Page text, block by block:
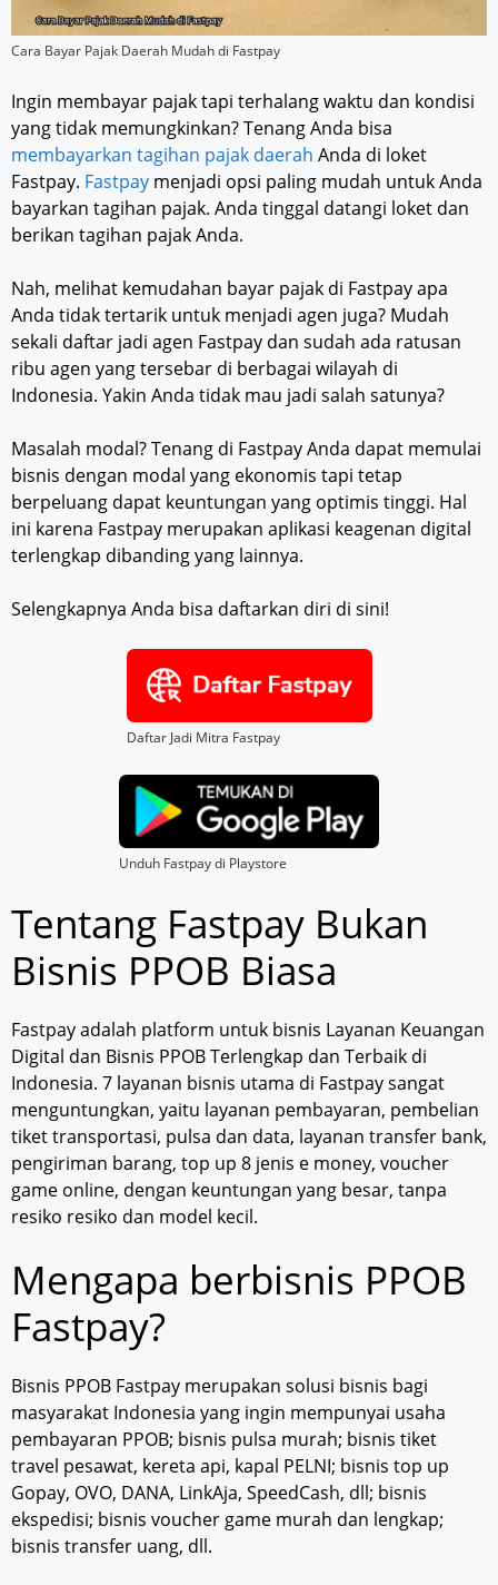
Cara Bayar Pajak Daerah Mudah di Fastpay
Ingin membayar pajak tapi terhalang waktu dan kondisi
yang tidak memungkinkan? Tenang Anda bisa
membayarkan tagihan pajak daerah Anda di loket
Fastpay. Fastpay menjadi opsi paling mudah untuk Anda
bayarkan tagihan pajak. Anda tinggal datangi loket dan
berikan tagihan pajak Anda.
Nah, melihat kemudahan bayar pajak di Fastpay apa
Anda tidak tertarik untuk menjadi agen juga? Mudah
sekali daftar jadi agen Fastpay dan sudah ada ratusan
ribu agen yang tersebar di berbagai wilayah di
Indonesia. Yakin Anda tidak mau jadi salah satunya?
Masalah modal? Tenang di Fastpay Anda dapat memulai
bisnis dengan modal yang ekonomis tapi tetap
berpeluang dapat keuntungan yang optimis tinggi. Hal
ini karena Fastpay merupakan aplikasi keagenan digital
terlengkap dibanding yang lainnya.
Selengkapnya Anda bisa daftarkan diri di sini!
Daftar Jadi Mitra Fastpay
Unduh Fastpay di Playstore
Tentang Fastpay Bukan
Bisnis PPOB Biasa
Fastpay adalah platform untuk bisnis Layanan Keuangan
Digital dan Bisnis PPOB Terlengkap dan Terbaik di
Indonesia. 7 layanan bisnis utama di Fastpay sangat
menguntungkan, yaitu layanan pembayaran, pembelian
tiket transportasi, pulsa dan data, layanan transfer bank,
pengiriman barang, top up 8 jenis e money, voucher
game online, dengan keuntungan yang besar, tanpa
resiko resiko dan model kecil.
Mengapa berbisnis PPOB
Fastpay?
Bisnis PPOB Fastpay merupakan solusi bisnis bagi
masyarakat Indonesia yang ingin mempunyai usaha
pembayaran PPOB; bisnis pulsa murah; bisnis tiket
travel pesawat, kereta api, kapal PELNI; bisnis top up
Gopay, OVO, DANA, LinkAja, SpeedCash, dll; bisnis
ekspedisi; bisnis voucher game murah dan lengkap;
bisnis transfer uang, dll.